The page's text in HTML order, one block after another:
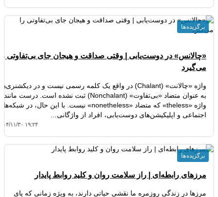
«چالانس» در دوست‌یابی | وقتی صداقت و هیجان جای بی‌تفاوتی را
می‌گیرد
واژه «چالانت» (Chalant) در واقع یک کلمه رسمی نیست و در دیکشنری‌ها
به عنوان متضاد «بی‌تفاوت» (Nonchalant) ثبت نشده است. درست مانند
واژه «theless» که متضاد «nonetheless» نیست. با این حال، در شبکه‌های
اجتماعی و اپلیکیشن‌های دوست‌یابی، افراد از واژگانی…
۱۴۰۴/۱۱/۳۰ ۱۹:۲۴
برگزیده ها
مرزهای رابطه‌ای | راز سلامت روان و کلید روابط پایدار
مرزها در زندگی روزمره ما نقشی حیاتی دارند، به ویژه زمانی که پای
برگزیده ها